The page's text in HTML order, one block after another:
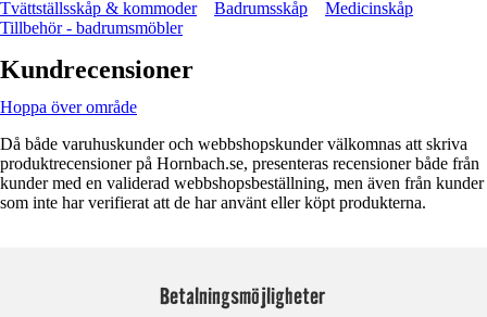
Tvättställsskåp & kommoder
Badrumsskåp
Medicinskåp
Tillbehör - badrumsmöbler
Kundrecensioner
Hoppa över område
Då både varuhuskunder och webbshopskunder välkomnas att skriva
produktrecensioner på Hornbach.se, presenteras recensioner både från
kunder med en validerad webbshopsbeställning, men även från kunder
som inte har verifierat att de har använt eller köpt produkterna.
Betalningsmöjligheter